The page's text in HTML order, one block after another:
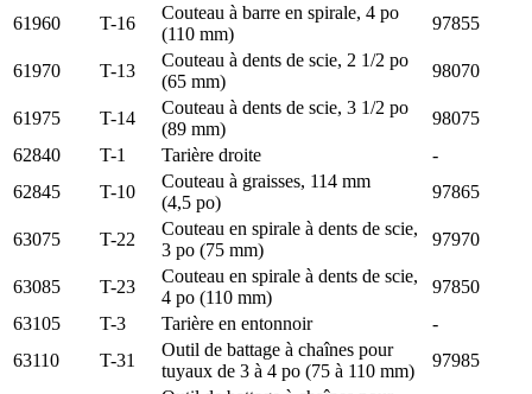
61960
T-16
Couteau à barre en spirale, 4 po
(110 mm)
97855
61970 T-13
Couteau à dents de scie, 2 1/2 po
(65 mm)
98070
61975 T-14
Couteau à dents de scie, 3 1/2 po
(89 mm)
98075
62840
T-1 Tarière droite
-
62845
T-10
Couteau à graisses, 114 mm
(4,5 po)
97865
63075 T-22
Couteau en spirale à dents de scie,
3 po (75 mm)
97970
63085 T-23
Couteau en spirale à dents de scie,
4 po (110 mm)
97850
63105
T-3 Tarière en entonnoir
-
63110
T-31
Outil de battage à chaînes pour
tuyaux de 3 à 4 po (75 à 110 mm)
97985